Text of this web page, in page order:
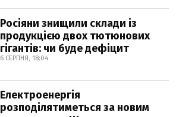
Росіяни знищили склади із
продукцією двох тютюнових
гігантів: чи буде дефіцит
6 СЕРПНЯ, 18:04
Електроенергія
розподілятиметься за новим